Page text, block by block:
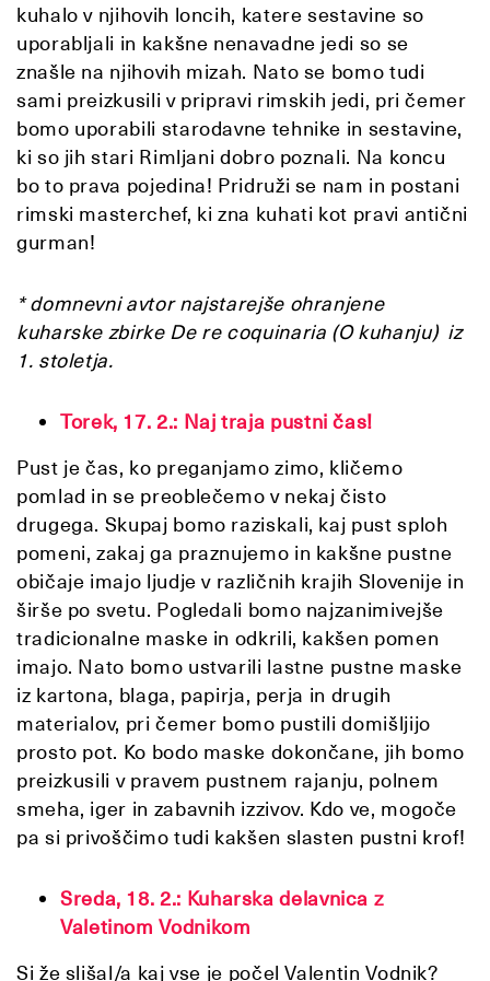
kuhalo v njihovih loncih, katere sestavine so
uporabljali in kakšne nenavadne jedi so se
znašle na njihovih mizah. Nato se bomo tudi
sami preizkusili v pripravi rimskih jedi, pri čemer
bomo uporabili starodavne tehnike in sestavine,
ki so jih stari Rimljani dobro poznali. Na koncu
bo to prava pojedina! Pridruži se nam in postani
rimski masterchef, ki zna kuhati kot pravi antični
gurman!
* domnevni avtor najstarejše ohranjene
kuharske zbirke De re coquinaria (O kuhanju) iz
1. stoletja.
Torek, 17. 2.: Naj traja pustni čas!
Pust je čas, ko preganjamo zimo, kličemo
pomlad in se preoblečemo v nekaj čisto
drugega. Skupaj bomo raziskali, kaj pust sploh
pomeni, zakaj ga praznujemo in kakšne pustne
običaje imajo ljudje v različnih krajih Slovenije in
širše po svetu. Pogledali bomo najzanimivejše
tradicionalne maske in odkrili, kakšen pomen
imajo. Nato bomo ustvarili lastne pustne maske
iz kartona, blaga, papirja, perja in drugih
materialov, pri čemer bomo pustili domišljijo
prosto pot. Ko bodo maske dokončane, jih bomo
preizkusili v pravem pustnem rajanju, polnem
smeha, iger in zabavnih izzivov. Kdo ve, mogoče
pa si privoščimo tudi kakšen slasten pustni krof!
Sreda, 18. 2.: Kuharska delavnica z
Valetinom Vodnikom
Si že slišal/a kaj vse je počel Valentin Vodnik?